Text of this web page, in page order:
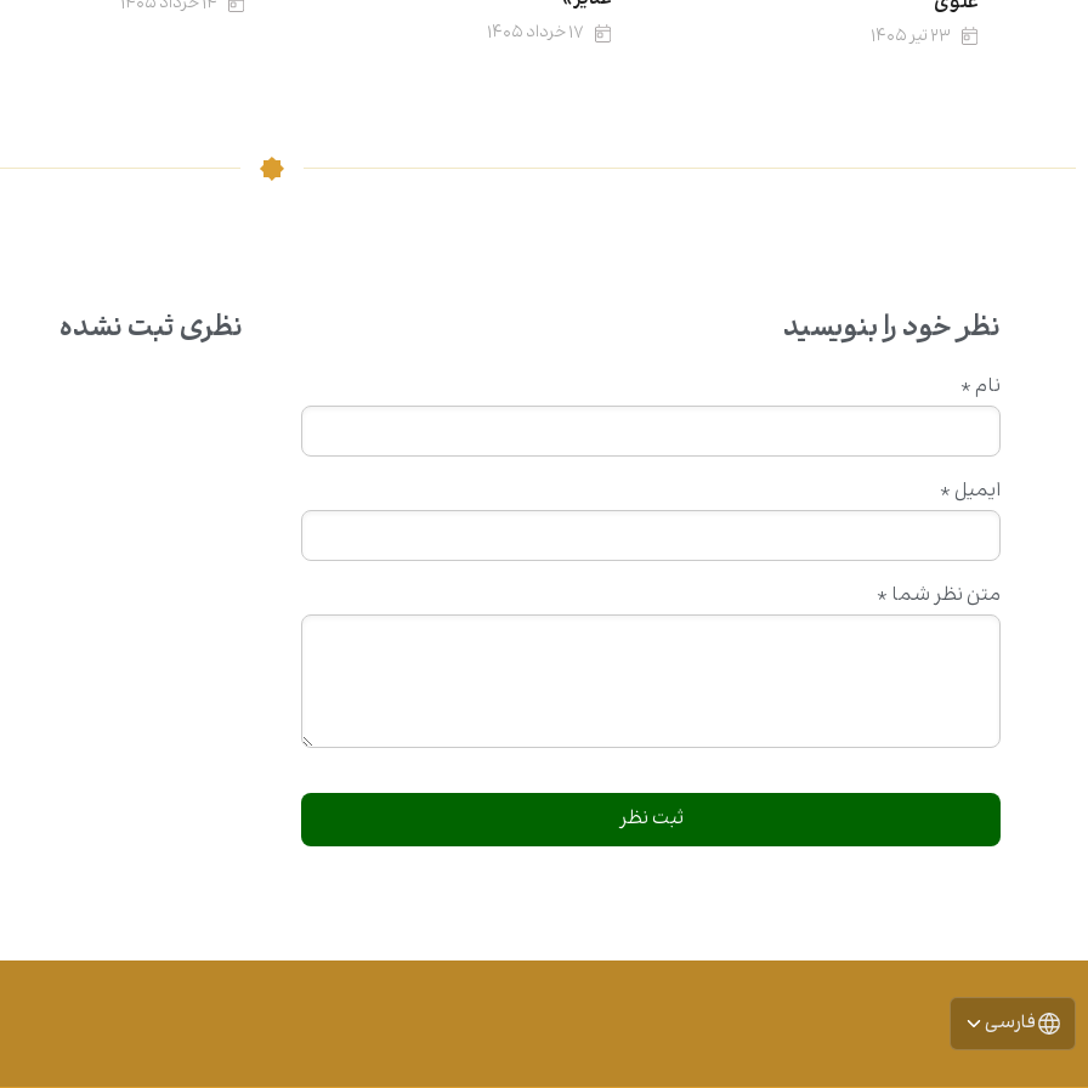
۲۳ تیر ۱۴۰۵ ۱۷ خرداد ۱۴۰۵
نظر خود را بنویسید
متن نظر شما *
نام *
ایمیل *
نظری ثبت نشده
فارسی